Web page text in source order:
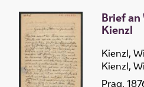
Brief
Kienzl
Kienzl,
Kienzl,
Prag,